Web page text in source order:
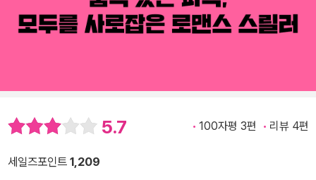
5.7 100자평 3편 리뷰 4편
세일즈포인트 1,209